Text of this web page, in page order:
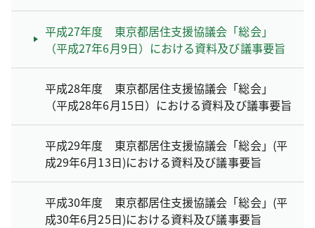
平成27年度 東京都居住支援協議会「総会」
（平成27年6月9日）における資料及び議事要旨
平成28年度 東京都居住支援協議会「総会」
（平成28年6月15日）における資料及び議事要旨
平成29年度 東京都居住支援協議会「総会」(平
成29年6月13日)における資料及び議事要旨
平成30年度 東京都居住支援協議会「総会」(平
成30年6月25日)における資料及び議事要旨